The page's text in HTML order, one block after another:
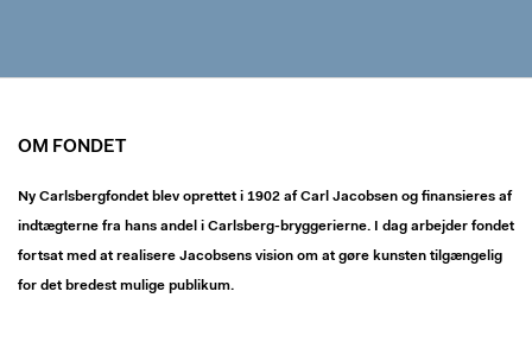
OM FONDET
Ny Carlsbergfondet blev oprettet i 1902 af Carl Jacobsen og finansieres af
indtægterne fra hans andel i Carlsberg-bryggerierne. I dag arbejder fondet
fortsat med at realisere Jacobsens vision om at gøre kunsten tilgængelig
for det bredest mulige publikum.